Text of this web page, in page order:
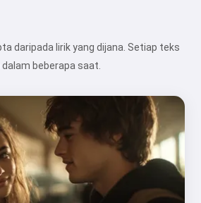
daripada lirik yang dijana. Setiap teks
beberapa saat.